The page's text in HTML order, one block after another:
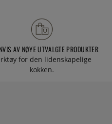
AV NØYE UTVALGTE PRODUKTER
for den lidenskapelige
kokken.